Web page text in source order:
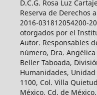
D.C.G. Rosa Luz
Reserva de Derechos
2016-031812054200-
otorgados por el
Autor. Responsables
número, Dra.
Beller Taboada,
Humanidades,
1100, Col. Villa
México, Cd. de